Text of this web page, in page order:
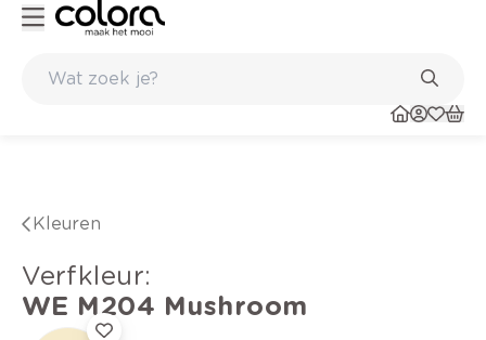
Kleuren
verfkleur:
WE M204 Mushroom